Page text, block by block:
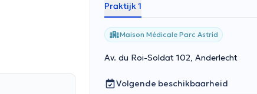
Praktijk 1
Maison Médicale Parc Astrid
Av. du Roi-Soldat 102, Anderlecht
Volgende beschikbaarheid